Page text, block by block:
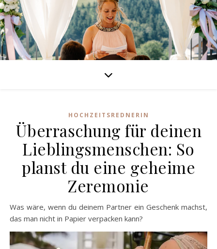
HOCHZEITSREDNERIN
Überraschung für deinen
Lieblingsmenschen: So
planst du eine geheime
Zeremonie
Was wäre, wenn du deinem Partner ein Geschenk machst,
das man nicht in Papier verpacken kann?